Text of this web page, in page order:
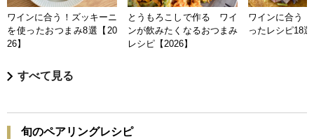
ワインに合う！ズッキーニ
を使ったおつまみ8選【20
26】
とうもろこしで作る ワイ
ンが飲みたくなるおつまみ
レシピ【2026】
ワインに合う
ったレシピ18
すべて見る
旬のペアリングレシピ